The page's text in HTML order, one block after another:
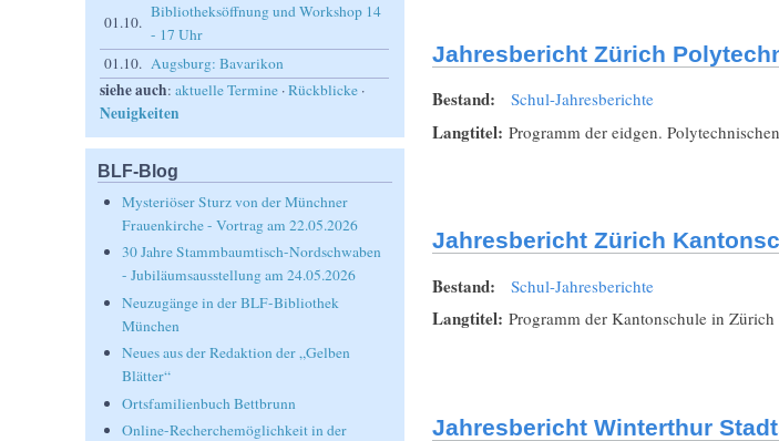
Jahresbericht Zürich
Bestand: Schul-Jahresberichte
Langtitel: Programm der eidgen.
Jahresbericht Zürich
Bestand: Schul-Jahresberichte
Langtitel: Programm der Kantonschule in Zürich
Jahresbericht Winterthur
01.10.
Bibliotheksöffnung und Workshop 14
- 17 Uhr
01.10. Augsburg: Bavarikon
siehe auch:aktuelle Termine ·Rückblicke ·
Neuigkeiten
BLF-Blog
Mysteriöser Sturz von der Münchner
Frauenkirche - Vortrag am 22.05.2026
30 Jahre Stammbaumtisch-Nordschwaben
- Jubiläumsausstellung am 24.05.2026
Neuzugänge in der BLF-Bibliothek
München
Neues aus der Redaktion der „Gelben
Blätter“
Ortsfamilienbuch Bettbrunn
Online-Recherchemöglichkeit in der